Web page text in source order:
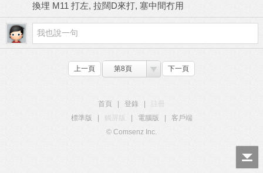
換埋 M11 打左, 拉闊D來打, 塞中間冇用
上一頁 第8頁 下一頁
首頁 登錄
標準版
觸屏版 電腦版
客戶端
© Comsenz Inc.